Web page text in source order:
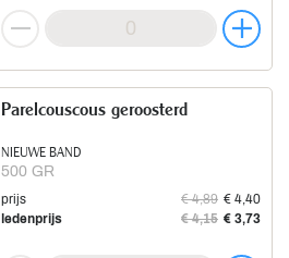
NIEUWE BAND
500 GR
Parelcouscous geroosterd
prijs € 4,89 € 4,40
ledenprijs
€ 4,15 € 3,73